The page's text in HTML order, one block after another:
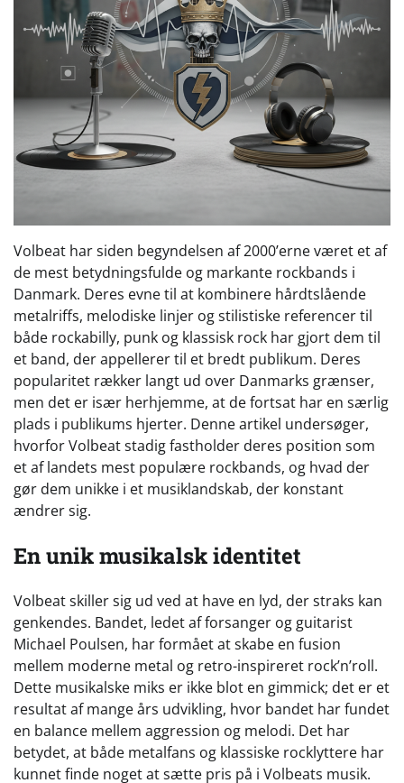
Volbeat har siden begyndelsen af 2000’erne været et af
de mest betydningsfulde og markante rockbands i
Danmark. Deres evne til at kombinere hårdtslående
metalriffs, melodiske linjer og stilistiske referencer til
både rockabilly, punk og klassisk rock har gjort dem til
et band, der appellerer til et bredt publikum. Deres
popularitet rækker langt ud over Danmarks grænser,
men det er især herhjemme, at de fortsat har en særlig
plads i publikums hjerter. Denne artikel undersøger,
hvorfor Volbeat stadig fastholder deres position som
et af landets mest populære rockbands, og hvad der
gør dem unikke i et musiklandskab, der konstant
ændrer sig.
En unik musikalsk identitet
Volbeat skiller sig ud ved at have en lyd, der straks kan
genkendes. Bandet, ledet af forsanger og guitarist
Michael Poulsen, har formået at skabe en fusion
mellem moderne metal og retro-inspireret rock’n’roll.
Dette musikalske miks er ikke blot en gimmick; det er et
resultat af mange års udvikling, hvor bandet har fundet
en balance mellem aggression og melodi. Det har
betydet, at både metalfans og klassiske rocklyttere har
kunnet finde noget at sætte pris på i Volbeats musik.